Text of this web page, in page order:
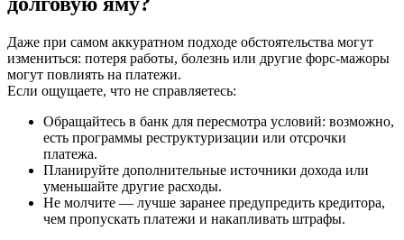
Даже при самом аккуратном подходе обстоятельства могут
измениться: потеря работы, болезнь или другие форс-мажоры
могут повлиять на платежи.
Если ощущаете, что не справляетесь:
Обращайтесь в банк для пересмотра условий: возможно,
есть программы реструктуризации или отсрочки
платежа.
Планируйте дополнительные источники дохода или
уменьшайте другие расходы.
Не молчите — лучше заранее предупредить кредитора,
чем пропускать платежи и накапливать штрафы.